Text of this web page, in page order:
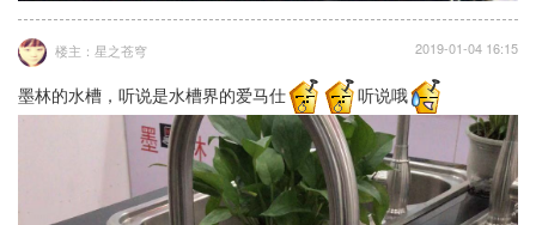
楼主：星之苍穹 2019-01-04 16:15
墨林的水槽，听说是水槽界的爱马仕 听说哦